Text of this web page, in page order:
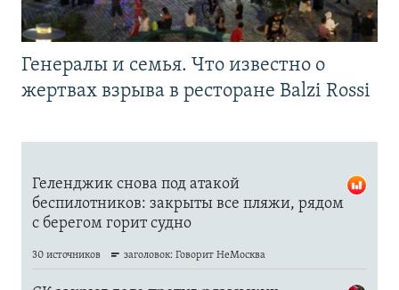
Генералы и семья. Что известно о
жертвах взрыва в ресторане Balzi Rossi